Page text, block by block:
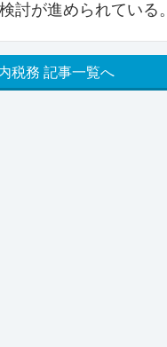
討が進められている。
税務 記事一覧へ